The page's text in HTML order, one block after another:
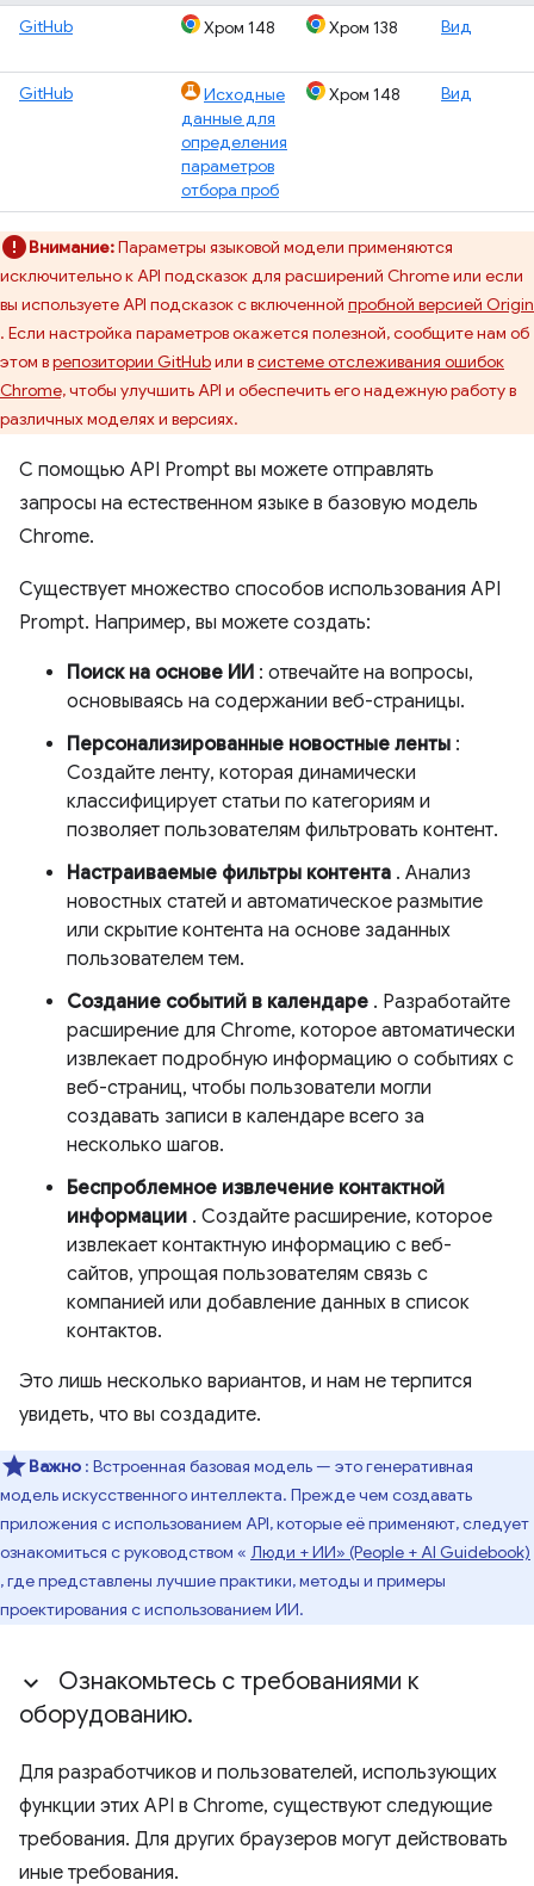
GitHub Хром 148 Хром 138 Вид
GitHub
Исходные
данные для
определения
параметров
отбора проб
Хром 148 Вид
Внимание:Параметры языковой модели применяются
исключительно к API подсказок для расширений Chrome или если
вы используете API подсказок с включенной пробной версией Origin
. Если настройка параметров окажется полезной, сообщите нам об
этом врепозитории GitHubили всистеме отслеживания ошибок
Chrome,чтобы улучшить API и обеспечить его надежную работу в
различных моделях и версиях.
С помощью API Prompt вы можете отправлять
запросы на естественном языке в базовую модель
Chrome.
Существует множество способов использования API
Prompt. Например, вы можете создать:
Поиск на основе ИИ : отвечайте на вопросы,
основываясь на содержании веб-страницы.
Персонализированные новостные ленты :
Создайте ленту, которая динамически
классифицирует статьи по категориям и
позволяет пользователям фильтровать контент.
Настраиваемые фильтры контента . Анализ
новостных статей и автоматическое размытие
или скрытие контента на основе заданных
пользователем тем.
Создание событий в календаре . Разработайте
расширение для Chrome, которое автоматически
извлекает подробную информацию о событиях с
веб-страниц, чтобы пользователи могли
создавать записи в календаре всего за
несколько шагов.
Беспроблемное извлечение контактной
информации . Создайте расширение, которое
извлекает контактную информацию с веб-
сайтов, упрощая пользователям связь с
компанией или добавление данных в список
контактов.
Это лишь несколько вариантов, и нам не терпится
увидеть, что вы создадите.
Важно : Встроенная базовая модель — это генеративная
модель искусственного интеллекта. Прежде чем создавать
приложения с использованием API, которые её применяют, следует
ознакомиться с руководством « Люди + ИИ» (People + AI Guidebook)
, где представлены лучшие практики, методы и примеры
проектирования с использованием ИИ.
Ознакомьтесь с требованиями к
оборудованию.
Для разработчиков и пользователей, использующих
функции этих API в Chrome, существуют следующие
требования. Для других браузеров могут действовать
иные требования.